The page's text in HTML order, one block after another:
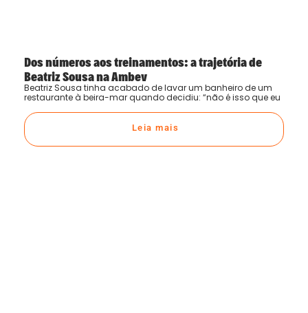
Dos números aos treinamentos: a trajetória de
Beatriz Sousa na Ambev
Beatriz Sousa tinha acabado de lavar um banheiro de um
restaurante à beira-mar quando decidiu: “não é isso que eu
Leia mais